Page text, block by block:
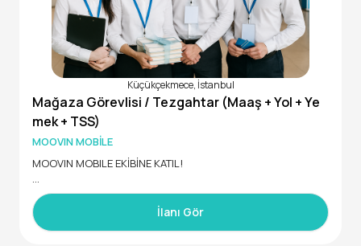
Küçükçekmece, İstanbul
Mağaza Görevlisi / Tezgahtar (Maaş + Yol + Ye
mek + TSS)
MOOVIN MOBİLE
MOOVIN MOBILE EKİBİNE KATIL!
Telefon, telefon aksesuarları ve teknoloji ürünleri alanında
faaliyet gösteren mağazamız için Satış Danışmanı arıyoru
z.
İlanı Gör